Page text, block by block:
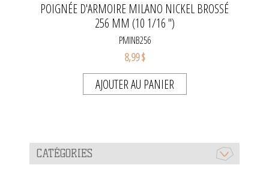
POIGNÉE D'ARMOIRE MILANO NICKEL BROSSÉ
256 MM (10 1/16 '')
PMINB256
8,99 $
AJOUTER AU PANIER
CATÉGORIES